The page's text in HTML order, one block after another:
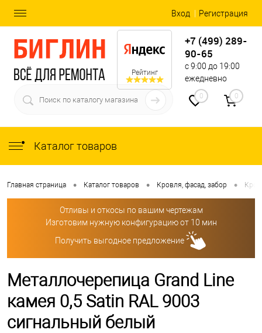
Вход Регистрация
Рейтинг
+7 (499) 289-
90-65
с 9:00 до 19:00
ежедневно
0 0
Каталог товаров
Главная страница • Каталог товаров • Кровля, фасад, забор •
Отливы и откосы по вашим чертежам
Изготовим нужную конфигурацию от 10 мин
Получить выгодное предложение
Металлочерепица Grand Line
камея 0,5 Satin RAL 9003
сигнальный белый